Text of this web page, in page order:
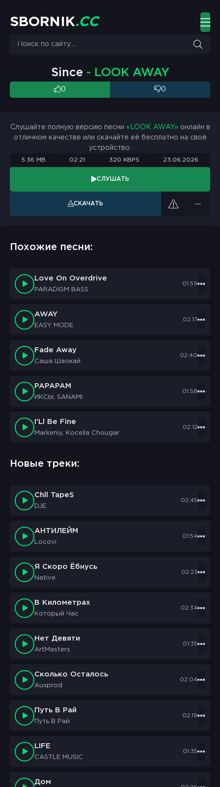
S BO R N K.CC
Since - LOOK AWAY
0 0
Слушайте полную версию песни «LOOK AWAY» онлайн в
отличном качестве или скачайте её бесплатно на своё
устройство.
5.36 MB 02:21 320 KBPS 23.06.2026
СЛУШАТЬ
СКАЧАТЬ
Похожие песни:
Love On Overdrive
PARADIGM BASS
01:59
AWAY
EASY MODE
02:17
Fade Away
Саша Шаокай
02:40
PAPAPAM
ИКСЫ, SANAMI
01:58
I'Ll Be Fine
Markeniy, Koceila Chougar
02:12
Новые треки:
Chll TapeS
DJE
02:45
АНТИЛЕЙМ
Locovi
01:54
Я Скоро Ёбнусь
Native
02:23
В Километрах
Который Час
02:34
Нет Девяти
ArtMasters
01:35
Сколько Осталось
Auxprod
02:04
Путь В Рай
Путь В Рай
02:19
LIFE
CASTLE MUSIC
01:35
Дом